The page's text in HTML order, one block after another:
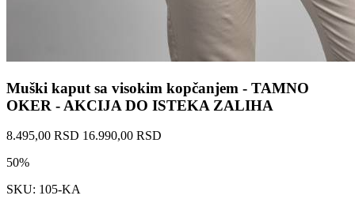
Muški kaput sa visokim kopčanjem - TAMNO
OKER - AKCIJA DO ISTEKA ZALIHA
8.495,00 RSD 16.990,00 RSD
50%
SKU: 105-KA